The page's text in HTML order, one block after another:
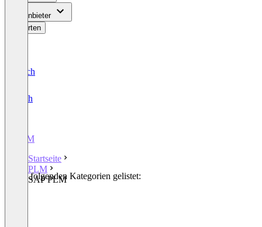
Für Anbieter
Bewerten
Deutsch
English
PLM
Startseite
PLM
SAP PLM
In den folgenden Kategorien gelistet: